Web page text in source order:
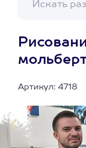
Артикул: 4718